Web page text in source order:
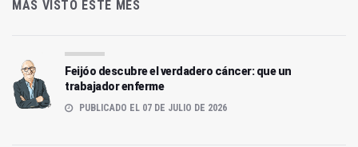
MÁS VISTO ESTE MES
Feijóo descubre el verdadero cáncer: que un
trabajador enferme
PUBLICADO EL 07 DE JULIO DE 2026